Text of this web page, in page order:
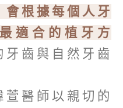
會根據每個人牙
適合的植牙方
牙齒與自然牙齒
醫師以親切的